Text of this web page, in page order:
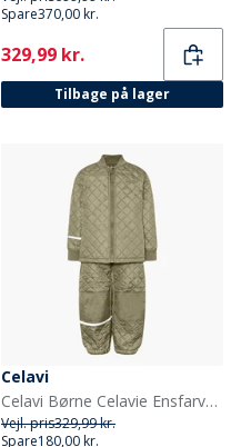
Spare370,00 kr.
Current
329,99 kr.
Tilbage på lager
Celavi
Celavi Børne Celavie Ensfarvet Basis Termosæt Khaki
Vejl. pris329,99 kr.
Spare180,00 kr.